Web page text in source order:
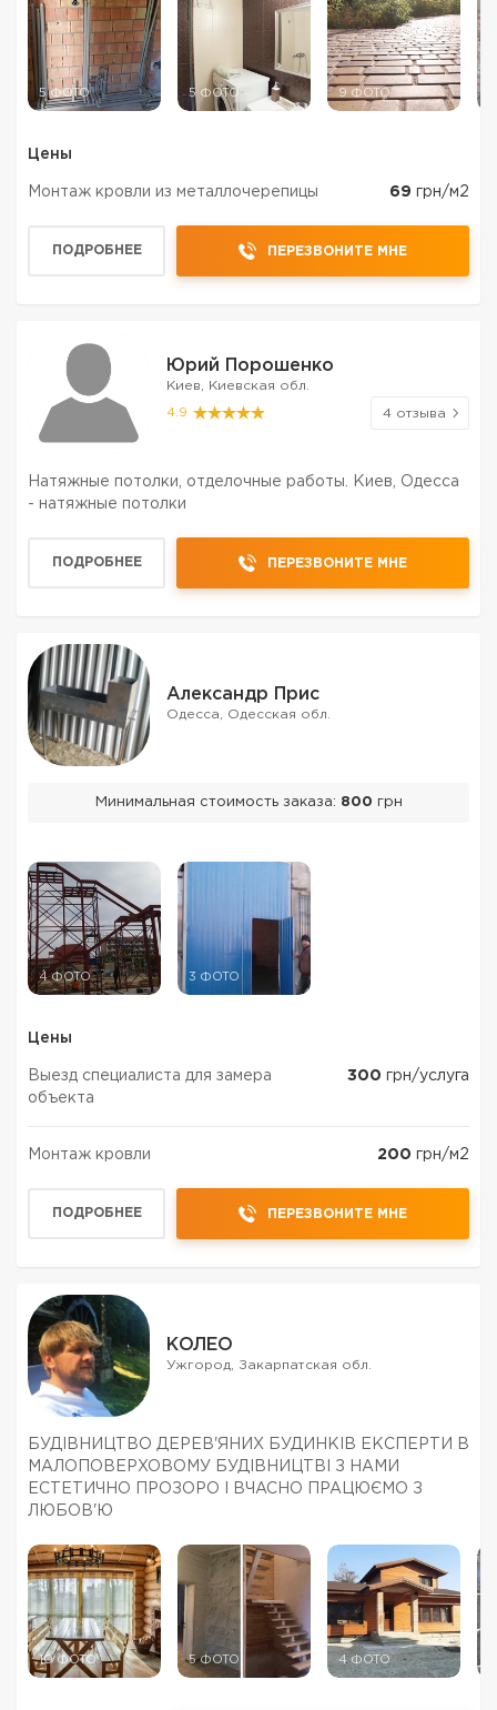
5 ФОТО 5 ФОТО 9 ФОТО
Цены
Монтаж кровли из металлочерепицы 69 грн/м2
ПОДРОБНЕЕ ПЕРЕЗВОНИТЕ МНЕ
Юрий Порошенко
Киев, Киевская обл.
4.9 4 отзыва
Натяжные потолки, отделочные работы. Киев, Одесса
- натяжные потолки
ПОДРОБНЕЕ ПЕРЕЗВОНИТЕ МНЕ
Александр Прис
Одесса, Одесская обл.
Минимальная стоимость заказа: 800 грн
4 ФОТО 3 ФОТО
Цены
Выезд специалиста для замера
объекта
300 грн/услуга
Монтаж кровли 200 грн/м2
ПОДРОБНЕЕ ПЕРЕЗВОНИТЕ МНЕ
КОЛЕО
Ужгород, Закарпатская обл.
БУДІВНИЦТВО ДЕРЕВ'ЯНИХ БУДИНКІВ ЕКСПЕРТИ В
МАЛОПОВЕРХОВОМУ БУДІВНИЦТВІ З НАМИ
ЕСТЕТИЧНО ПРОЗОРО І ВЧАСНО ПРАЦЮЄМО З
ЛЮБОВ'Ю
10 ФОТО 5 ФОТО 4 ФОТО